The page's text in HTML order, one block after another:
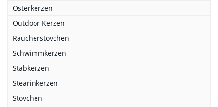
Osterkerzen
Outdoor Kerzen
Räucherstövchen
Schwimmkerzen
Stabkerzen
Stearinkerzen
Stövchen